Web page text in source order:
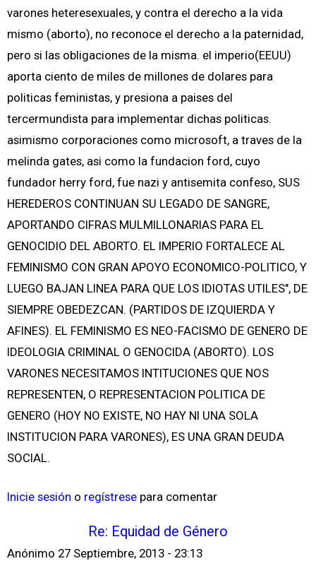
varones heteresexuales, y contra el derecho a la vida
mismo (aborto), no reconoce el derecho a la paternidad,
pero si las obligaciones de la misma. el imperio(EEUU)
aporta ciento de miles de millones de dolares para
politicas feministas, y presiona a paises del
tercermundista para implementar dichas politicas.
asimismo corporaciones como microsoft, a traves de la
melinda gates, asi como la fundacion ford, cuyo
fundador herry ford, fue nazi y antisemita confeso, SUS
HEREDEROS CONTINUAN SU LEGADO DE SANGRE,
APORTANDO CIFRAS MULMILLONARIAS PARA EL
GENOCIDIO DEL ABORTO. EL IMPERIO FORTALECE AL
FEMINISMO CON GRAN APOYO ECONOMICO-POLITICO, Y
LUEGO BAJAN LINEA PARA QUE LOS IDIOTAS UTILES", DE
SIEMPRE OBEDEZCAN. (PARTIDOS DE IZQUIERDA Y
AFINES). EL FEMINISMO ES NEO-FACISMO DE GENERO DE
IDEOLOGIA CRIMINAL O GENOCIDA (ABORTO). LOS
VARONES NECESITAMOS INTITUCIONES QUE NOS
REPRESENTEN, O REPRESENTACION POLITICA DE
GENERO (HOY NO EXISTE, NO HAY NI UNA SOLA
INSTITUCION PARA VARONES), ES UNA GRAN DEUDA
SOCIAL.
Inicie sesión o regístrese para comentar
Re: Equidad de Género
Anónimo 27 Septiembre, 2013 - 23:13